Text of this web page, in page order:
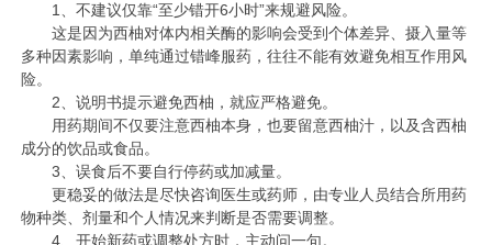
1、不建议仅靠“至少错开6小时”来规避风险。
这是因为西柚对体内相关酶的影响会受到个体差异、摄入量等
多种因素影响，单纯通过错峰服药，往往不能有效避免相互作用风
险。
2、说明书提示避免西柚，就应严格避免。
用药期间不仅要注意西柚本身，也要留意西柚汁，以及含西柚
成分的饮品或食品。
3、误食后不要自行停药或加减量。
更稳妥的做法是尽快咨询医生或药师，由专业人员结合所用药
物种类、剂量和个人情况来判断是否需要调整。
4、开始新药或调整处方时，主动问一句。